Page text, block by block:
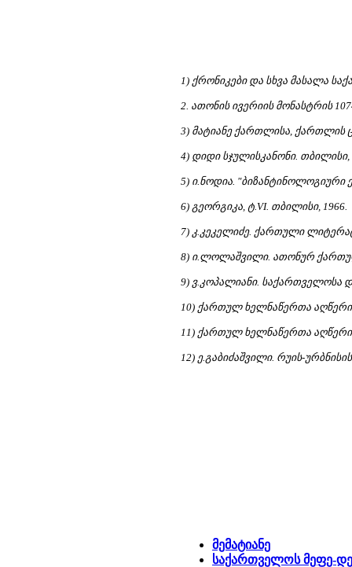
1) ქრონიკები და სხვა მასალა
2. ათონის ივერიის მონასტრის
3) მატიანე ქართლისა, ქართლის
4) დიდი სჯულისკანონი. თბილისი,
5) ი.ნოდია. "ბიზანტინოლოგიური
6) გეორგიკა, ტ.VI. თბილისი, 1966.
7) კ.კეკელიძე. ქართული
8) ი.ლოლაშვილი. ათონურ
9) ვ.კოპალიანი. საქართველოსა
10) ქართულ ხელნაწერთა
11) ქართულ ხელნაწერთა
12) ე.გაბიძაშვილი. რუის-
მემატიანე
საქართველოს მეფე-